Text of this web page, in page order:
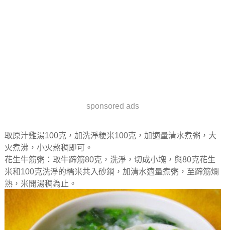
sponsored ads
取原汁雞湯100克，加洗淨粳米100克，加適量清水煮粥，大
火煮沸，小火熬稠即可。
花生牛筋粥：取牛蹄筋80克，洗淨，切成小塊，與80克花生
米和100克洗淨的糯米共入砂鍋，加清水適量煮粥，至蹄筋爛
熟，米開湯稠為止。